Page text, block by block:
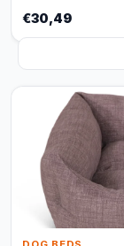
€30,49